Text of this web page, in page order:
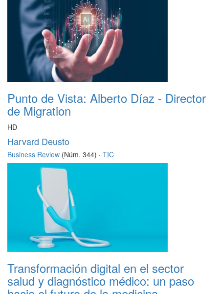
Punto de Vista: Alberto Díaz - Director
de Migration
HD
Harvard Deusto
Business Review (Núm. 344) · TIC
Transformación digital en el sector
salud y diagnóstico médico: un paso